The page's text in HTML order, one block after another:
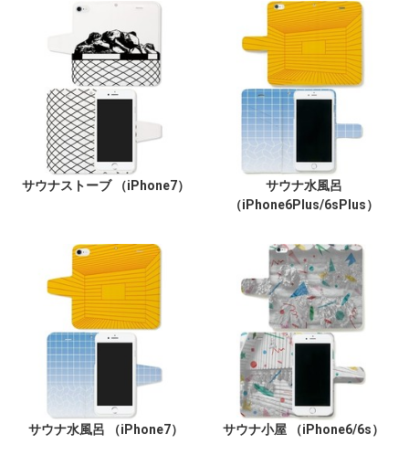
サウナストーブ （iPhone7）
サウナ水風呂
（iPhone6Plus/6sPlus）
サウナ水風呂 （iPhone7） サウナ小屋 （iPhone6/6s）